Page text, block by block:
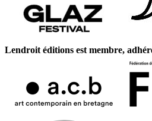
Lendroit éditions est membre,